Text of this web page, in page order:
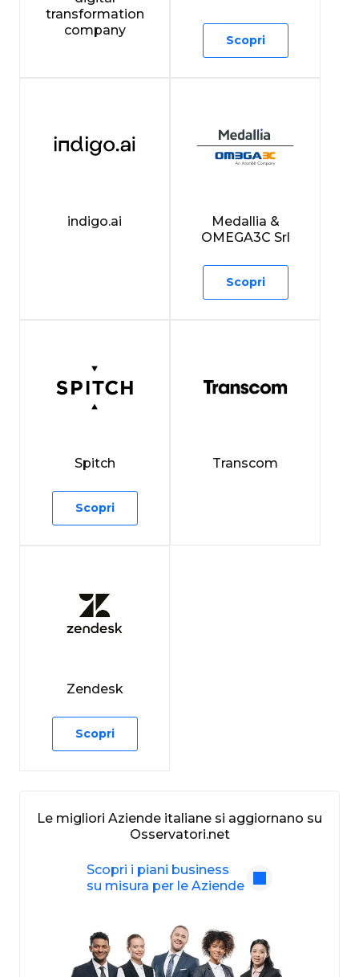
Le migliori Aziende italiane si aggiornano su
Osservatori.net
Scopri i piani business
su misura per le Aziende
transformation
company
Scopri
indigo.ai
Medallia &
OMEGA3C Srl
Scopri
Spitch
Scopri
Transcom
Zendesk
Scopri